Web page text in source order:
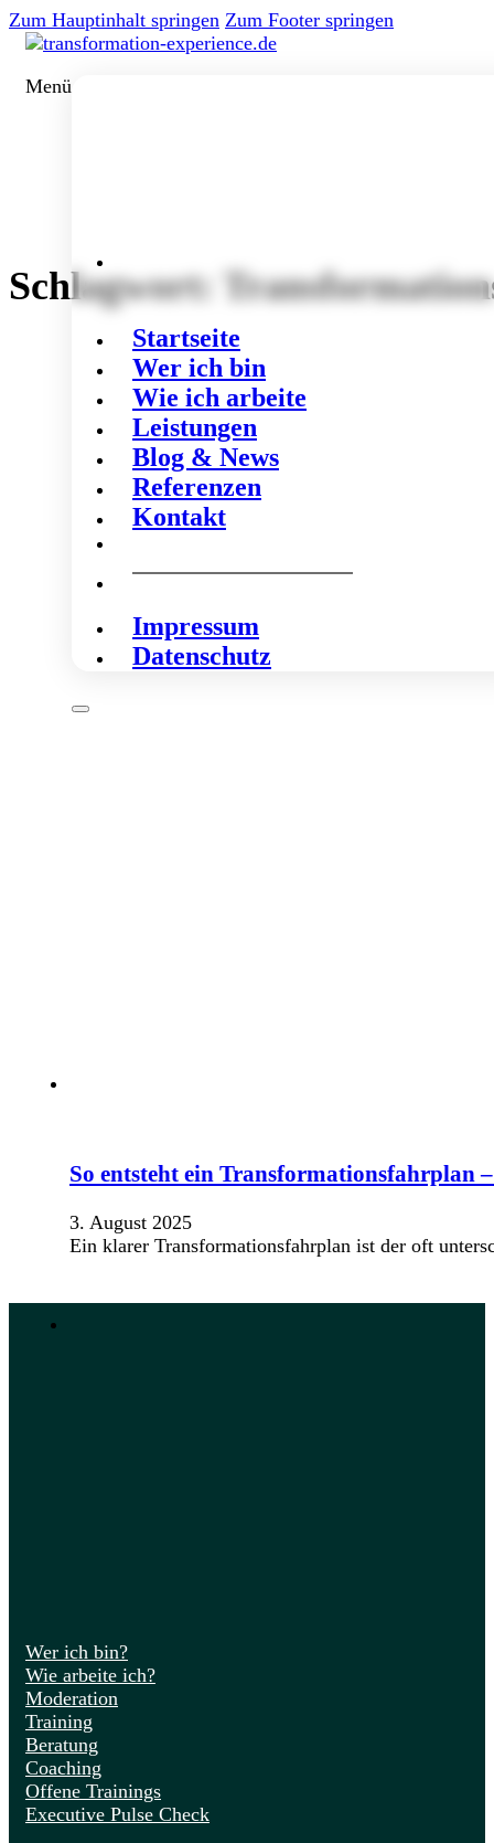
Zum Hauptinhalt springen Zum Footer springen
Menü
Startseite
Wer ich bin
Wie ich arbeite
Leistungen
Blog & News
Referenzen
Kontakt
Impressum
Datenschutz
Schlagwort:
So entsteht ein
3. August 2025
Ein klarer Transformationsfahrplan ist der oft
Wer ich bin?
Wie arbeite ich?
Moderation
Training
Beratung
Coaching
Offene Trainings
Executive Pulse Check